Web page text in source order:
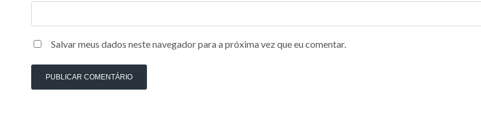
Salvar meus dados neste navegador para a próxima vez que eu comentar.